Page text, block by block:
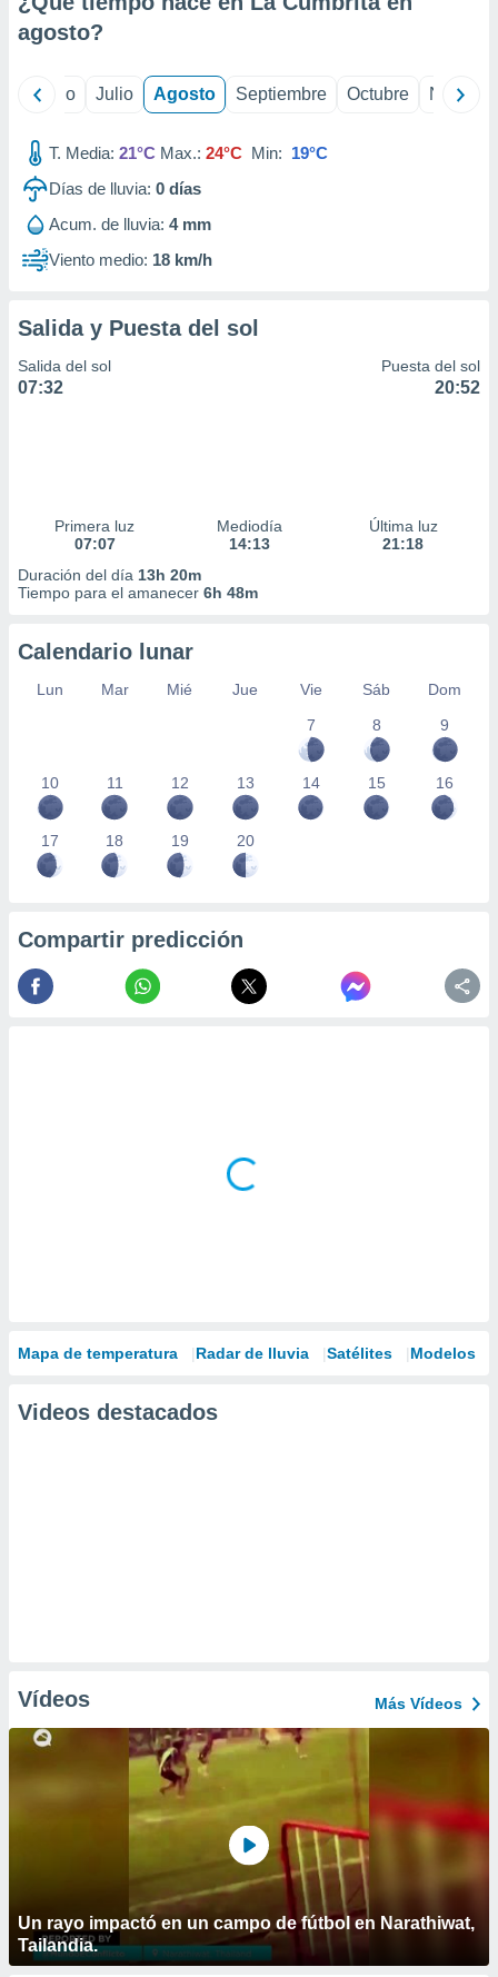
e
publicidad
publicidad
de
agosto?
Junio Julio Agosto Septiembre Octubre
T. Media: 21°C Max.: 24°C Min: 19°C
Días de lluvia: 0 días
Acum. de lluvia: 4 mm
Viento medio: 18 km/h
Salida y Puesta del sol
Salida del sol
07:32
Puesta del sol
20:52
Primera luz
07:07
Mediodía
14:13
Última luz
21:18
Duración del día 13h 20m
Tiempo para el amanecer 6h 48m
Calendario lunar
Lun Mar Mié Jue Vie Sáb
Dom
7
8 9
10 11 12 13 14 15 16
17 18 19 20
Compartir predicción
Mapa de temperatura Radar de lluvia Satélites Modelos
Videos destacados
Vídeos Más Vídeos
Un rayo impactó en un campo de fútbol en Narathiwat,
Tailandia.